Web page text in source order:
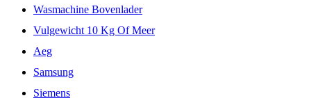
Wasmachine Bovenlader
Vulgewicht 10 Kg Of Meer
Aeg
Samsung
Siemens